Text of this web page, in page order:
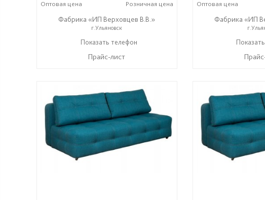
Оптовая цена Розничная цена
Фабрика «ИП Верховцев В.В.»
г.Ульяновск
8-987-637-27-82
Показать телефон
Прайс-лист
Оптовая цена
Фабрика «ИП
8-987-